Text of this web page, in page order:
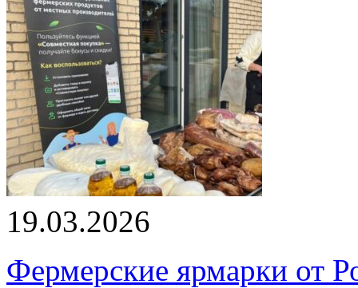
19.03.2026
Фермерские ярмарки от